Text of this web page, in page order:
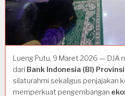
Lueng Putu, 9 Maret 2026 — DJA
dari Bank Indonesia (BI)
silaturahmi sekaligus penjajakan
memperkuat pengembangan